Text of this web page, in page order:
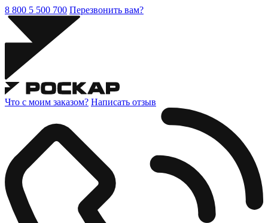
8 800 5 500 700 Перезвонить вам?
Что с моим заказом? Написать отзыв